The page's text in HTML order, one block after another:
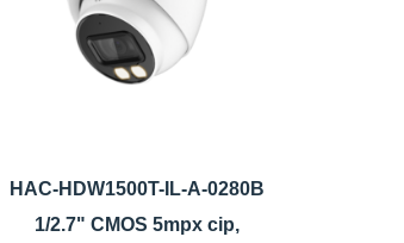
HAC-HDW1500T-IL-A-0280B
1/2.7" CMOS 5mpx cip,